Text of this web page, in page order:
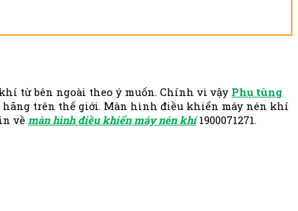
từ bên ngoài theo ý muốn. Chính vì vậy Phụ tùng
trên thế giới. Màn hình điều khiển máy nén khí
về màn hình điều khiển máy nén khí1900071271.